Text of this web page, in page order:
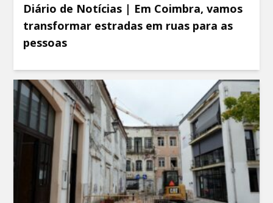
Diário de Notícias | Em Coimbra, vamos
transformar estradas em ruas para as
pessoas